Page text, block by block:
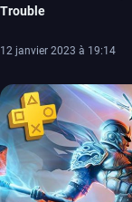
Trouble
12 janvier 2023 à 19:14